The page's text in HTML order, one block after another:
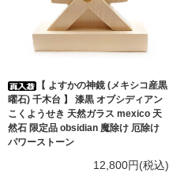
【 よすかの神鏡 (メキシコ産黒
曜石) 千木台 】 漆黒 オブシディアン
こくようせき 天然ガラス mexico 天
然石 限定品 obsidian 魔除け 厄除け
パワーストーン
12,800円(税込)